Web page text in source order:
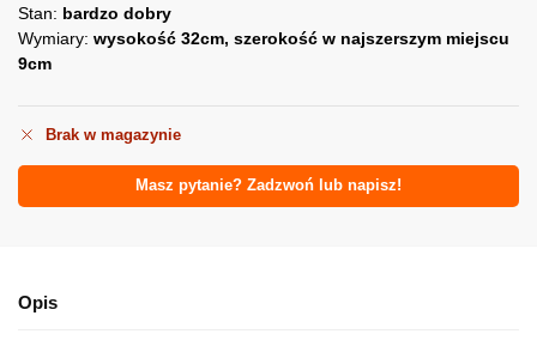
Stan: bardzo dobry
Wymiary: wysokość 32cm, szerokość w najszerszym miejscu
9cm
Brak w magazynie
Masz pytanie? Zadzwoń lub napisz!
Opis